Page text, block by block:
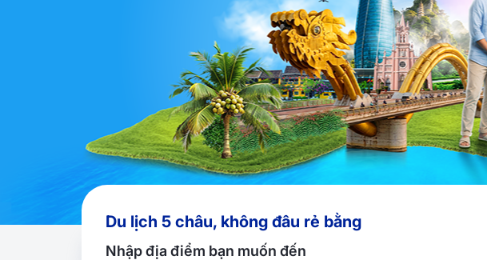
Du lịch 5 châu, không đâu rẻ bằng
Nhập địa điểm bạn muốn đến